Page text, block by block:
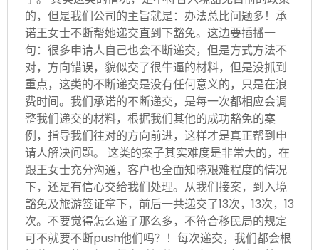
的，但是我们公司的主旨就是：办法总比问题多！承
诺王女士不断帮她递交直到下豁免。这边要插播一
句：很多申请人自己也会不断递交，但是方式方法不
对，方向错误，貌似交了很牛逼的材料，但是没抓到
重点，这类的不断递交是没有任何意义的，只是在浪
费时间。我们承诺的不断递交，是每一次都相应会调
整我们递交的材料，根据我们其他的成功豁免的案
例，指导我们往对的方向前进，这样才是真正帮到申
请人解决问题。 这类的案子其实难度是非常大的，在
跟王女士充分沟通，客户也全面知晓艰难程度的情况
下，还是有信心交给我们处理。从我们接案，到入境
豁免及旅游签证拿下，前后一共递交了13次，13次，13
次。不要觉得怎么递了那么多，不符合移民局的规定
可不就要不断push他们吗？！每次递交，我们都会根